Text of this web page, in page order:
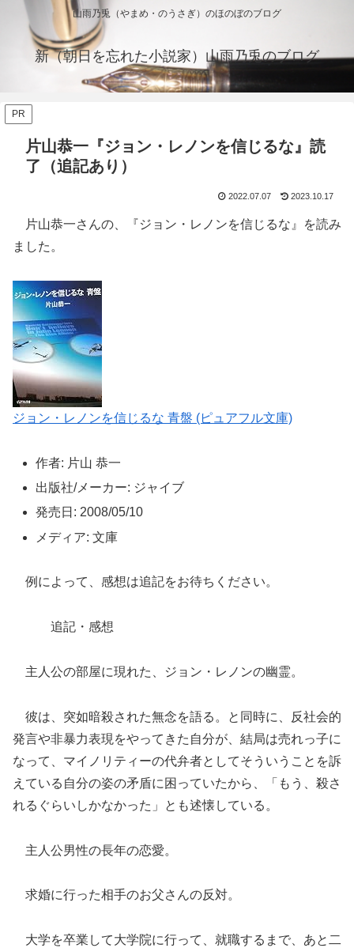
山雨乃兎（やまめ・のうさぎ）のほのぼのブログ
新（朝日を忘れた小説家）山雨乃兎のブログ
PR
片山恭一『ジョン・レノンを信じるな』読
了（追記あり）
2022.07.07 2023.10.17
片山恭一さんの、『ジョン・レノンを信じるな』を読み
ました。
ジョン・レノンを信じるな 青盤 (ピュアフル文庫)
作者: 片山 恭一
出版社/メーカー: ジャイブ
発売日: 2008/05/10
メディア: 文庫
例によって、感想は追記をお待ちください。
追記・感想
主人公の部屋に現れた、ジョン・レノンの幽霊。
彼は、突如暗殺された無念を語る。と同時に、反社会的
発言や非暴力表現をやってきた自分が、結局は売れっ子に
なって、マイノリティーの代弁者としてそういうことを訴
えている自分の姿の矛盾に困っていたから、「もう、殺さ
れるぐらいしかなかった」とも述懐している。
主人公男性の長年の恋愛。
求婚に行った相手のお父さんの反対。
大学を卒業して大学院に行って、就職するまで、あと二